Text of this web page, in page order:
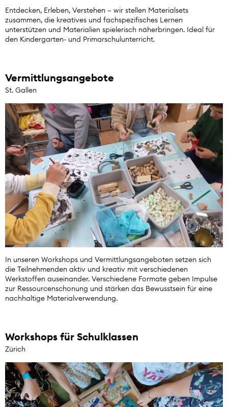
Entdecken, Erleben, Verstehen – wir stellen Materialsets
zusammen, die kreatives und fachspezifisches Lernen
unterstützen und Materialien spielerisch näherbringen. Ideal für
den Kindergarten- und Primarschulunterricht.
Vermittlungsangebote
St. Gallen
In unseren Workshops und Vermittlungsangeboten setzen sich
die Teilnehmenden aktiv und kreativ mit verschiedenen
Werkstoffen auseinander. Verschiedene Formate geben Impulse
zur Ressourcenschonung und stärken das Bewusstsein für eine
nachhaltige Materialverwendung.
Workshops für Schulklassen
Zürich